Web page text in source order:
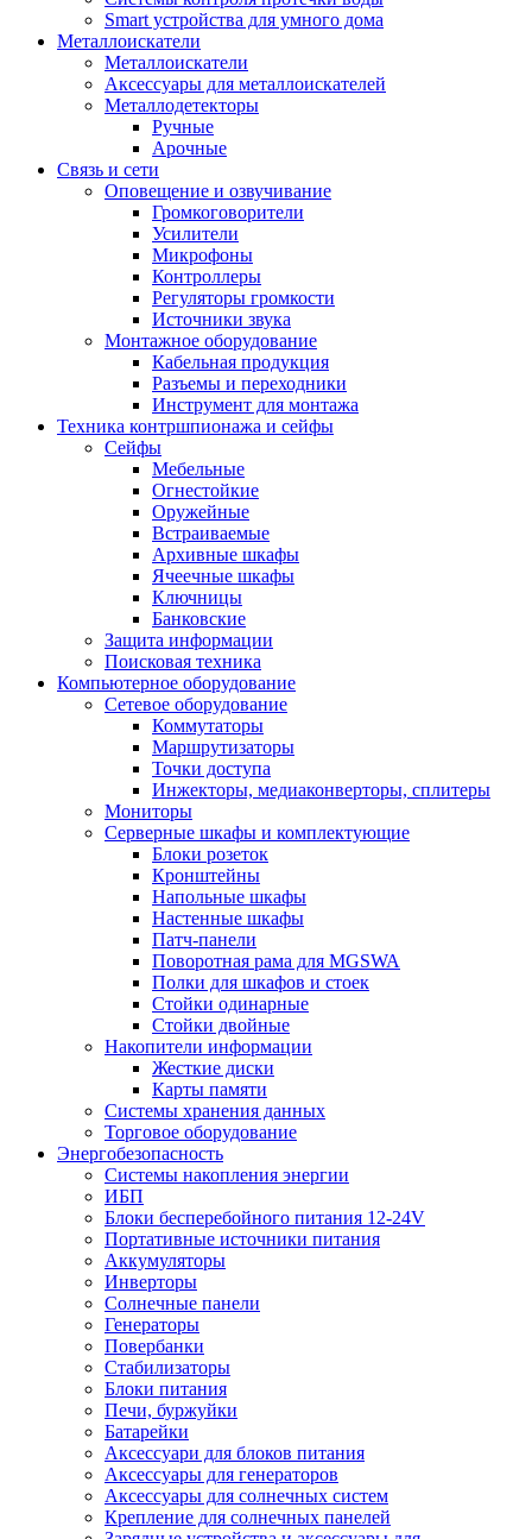
Smart устройства для умного дома
Металлоискатели
Металлоискатели
Аксессуары для металлоискателей
Металлодетекторы
Ручные
Арочные
Связь и сети
Оповещение и озвучивание
Громкоговорители
Усилители
Микрофоны
Контроллеры
Регуляторы громкости
Источники звука
Монтажное оборудование
Кабельная продукция
Разъемы и переходники
Инструмент для монтажа
Техника контршпионажа и сейфы
Сейфы
Мебельные
Огнестойкие
Оружейные
Встраиваемые
Архивные шкафы
Ячеечные шкафы
Ключницы
Банковские
Защита информации
Поисковая техника
Компьютерное оборудование
Сетевое оборудование
Коммутаторы
Маршрутизаторы
Точки доступа
Инжекторы, медиаконверторы, сплитеры
Мониторы
Серверные шкафы и комплектующие
Блоки розеток
Кронштейны
Напольные шкафы
Настенные шкафы
Патч-панели
Поворотная рама для MGSWA
Полки для шкафов и стоек
Стойки одинарные
Стойки двойные
Накопители информации
Жесткие диски
Карты памяти
Системы хранения данных
Торговое оборудование
Энергобезопасность
Системы накопления энергии
ИБП
Блоки бесперебойного питания 12-24V
Портативные источники питания
Аккумуляторы
Инверторы
Солнечные панели
Генераторы
Повербанки
Стабилизаторы
Блоки питания
Печи, буржуйки
Батарейки
Аксессуари для блоков питания
Аксессуары для генераторов
Аксессуары для солнечных систем
Крепление для солнечных панелей